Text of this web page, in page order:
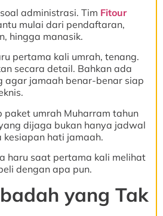
administrasi. Tim Fitour
mulai dari pendaftaran,
hingga manasik.
pertama kali umrah, tenang.
secara detail. Bahkan ada
agar jamaah benar-benar siap
paket umrah Muharram tahun
dijaga bukan hanya jadwal
hati jamaah.
haru saat pertama kali melihat
dengan apa pun.
yang Tak